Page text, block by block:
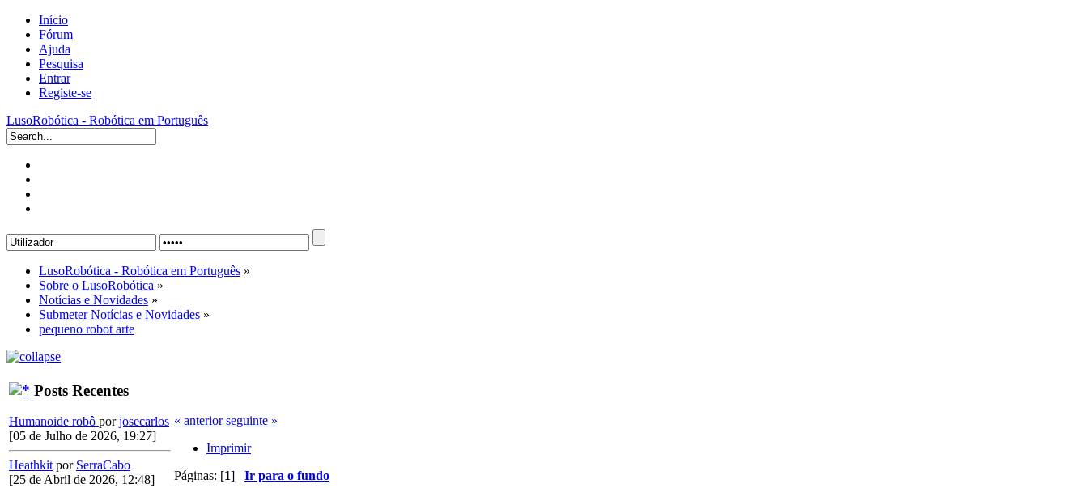
Início
Fórum
Ajuda
Pesquisa
Entrar
Registe-se
LusoRobótica - Robótica em Português
LusoRobótica - Robótica em Português »
Sobre o LusoRobótica »
Notícias e Novidades »
Submeter Notícias e Novidades »
pequeno robot arte
Posts Recentes
Humanoide robô porjosecarlos
[05 de Julho de 2026, 19:27]
Heathkit por SerraCabo
[25 de Abril de 2026, 12:48]
« anterior seguinte »
Imprimir
Páginas: [1] Ir para o fundo